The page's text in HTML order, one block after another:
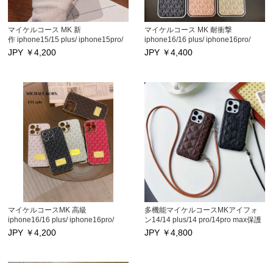
マイケルコース MK 新
作 iphone15/15 plus/ iphone15pro/
15pro maxケース高品質 アイフォン
14/14 plus/14 pro/14pro max保護カ
iphone12/12 pro/12pro maxスマホ
フォンカバー 男女通用
iPhone11/15pro max携帯ケース 大
JPY ￥4,200
マイケルコース MK 耐衝撃
iphone16/16 plus/ iphone16pro/
16pro maxケース, iphone15/15
plus/ iphone15pro/ 15pro max アイ
iphone13/13 pro/13pro maxケース
カードポッケト付き iphone12/12
pro/12pro maxスマホフォンカバ
ー 男女通用 iPhone11/11pro max携
帯ケース 大人気
JPY ￥4,400
マイケルコースMK 高級
iphone16/16 plus/ iphone16pro/
16pro maxケース, iphone15/15
plus/ iphone15pro/ 15pro maxケー
JPY ￥4,200
多機能マイケルコースMKアイフォ
ン14/14 plus/14 pro/14pro max保護
カバー ハイブランド iphone13/13
pro/13pro maxケース 長いストラッ
JPY ￥4,800